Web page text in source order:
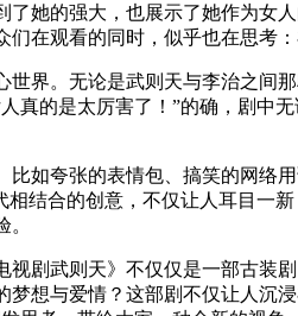
她的强大，也展示了她作为女
在观看的同时，似乎也在思考
界。无论是武则天与李治之间
真的是太厉害了！”的确，剧中
如夸张的表情包、搞笑的网
结合的创意，不仅让人耳目一
剧武则天》不仅仅是一部古装
想与爱情？这部剧不仅让人沉